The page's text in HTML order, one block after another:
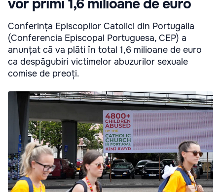
vor primi 1,6 milioane de euro
Conferința Episcopilor Catolici din Portugalia
(Conferencia Episcopal Portuguesa, CEP) a
anunțat că va plăti în total 1,6 milioane de euro
ca despăgubiri victimelor abuzurilor sexuale
comise de preoți.